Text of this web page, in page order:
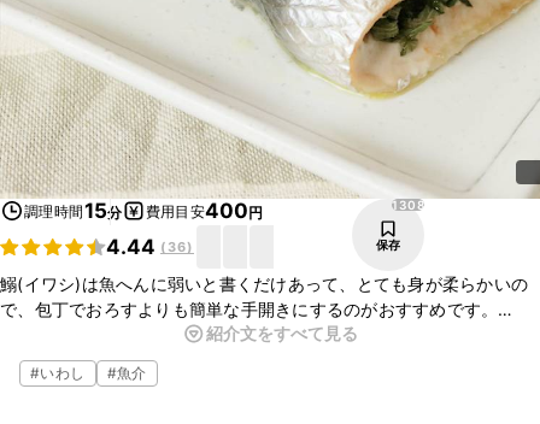
調理時間15分 費用目安400円
4.44 ( 36)
1308
保存
鰯(イワシ)は魚へんに弱いと書くだけあって、とても身が柔らかいの
で、包丁でおろすよりも簡単な手開きにするのがおすすめです。
味付けは梅肉だけですが、旨味も塩気も十分。
オーブントースターで香ばしく焼いて召し上がれ！
紹介文をすべて見る
#いわし #魚介